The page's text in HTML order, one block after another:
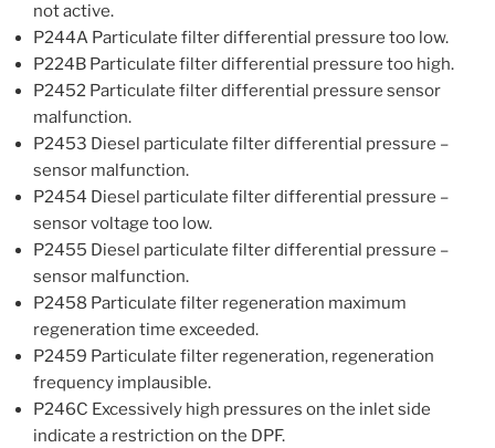
not active.
P244A Particulate filter differential pressure too low.
P224B Particulate filter differential pressure too high.
P2452 Particulate filter differential pressure sensor
malfunction.
P2453 Diesel particulate filter differential pressure –
sensor malfunction.
P2454 Diesel particulate filter differential pressure –
sensor voltage too low.
P2455 Diesel particulate filter differential pressure –
sensor malfunction.
P2458 Particulate filter regeneration maximum
regeneration time exceeded.
P2459 Particulate filter regeneration, regeneration
frequency implausible.
P246C Excessively high pressures on the inlet side
indicate a restriction on the DPF.